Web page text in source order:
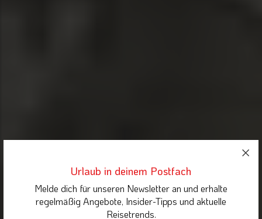
Urlaub in deinem Postfach
Melde dich für unseren Newsletter an und erhalte
regelmäßig Angebote, Insider-Tipps und aktuelle
Reisetrends.